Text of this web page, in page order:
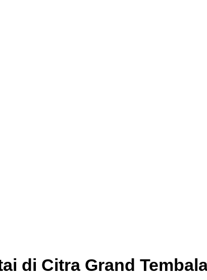
di Citra Grand